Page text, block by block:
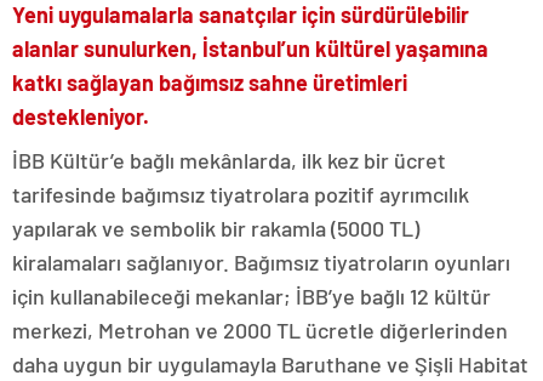
Yeni uygulamalarla sanatçılar için sürdürülebilir
alanlar sunulurken, İstanbul’un kültürel yaşamına
katkı sağlayan bağımsız sahne üretimleri
destekleniyor.
İBB Kültür’e bağlı mekânlarda, ilk kez bir ücret
tarifesinde bağımsız tiyatrolara pozitif ayrımcılık
yapılarak ve sembolik bir rakamla (5000 TL)
kiralamaları sağlanıyor. Bağımsız tiyatroların oyunları
için kullanabileceği mekanlar; İBB’ye bağlı 12 kültür
merkezi, Metrohan ve 2000 TL ücretle diğerlerinden
daha uygun bir uygulamayla Baruthane ve Şişli Habitat